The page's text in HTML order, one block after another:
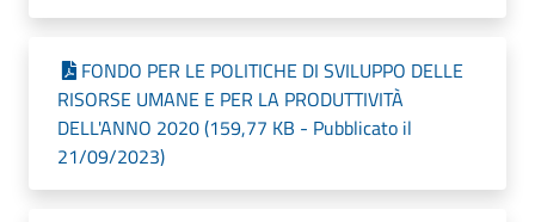
FONDO PER LE POLITICHE DI SVILUPPO DELLE
RISORSE UMANE E PER LA PRODUTTIVITÀ
DELL'ANNO 2020 (159,77 KB - Pubblicato il
21/09/2023)